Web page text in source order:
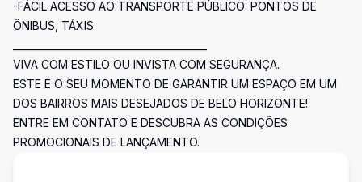
-FÁCIL ACESSO AO TRANSPORTE PÚBLICO: PONTOS DE
ÔNIBUS, TÁXIS
VIVA COM ESTILO OU INVISTA COM SEGURANÇA.
ESTE É O SEU MOMENTO DE GARANTIR UM ESPAÇO EM UM
DOS BAIRROS MAIS DESEJADOS DE BELO HORIZONTE!
ENTRE EM CONTATO E DESCUBRA AS CONDIÇÕES
PROMOCIONAIS DE LANÇAMENTO.